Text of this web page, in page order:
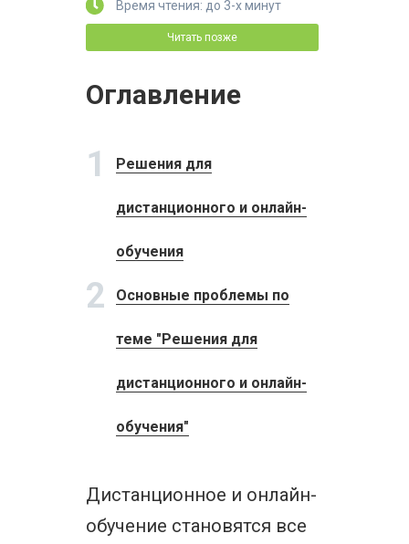
Время чтения: до 3-х минут
Читать позже
Оглавление
1 Решения для
дистанционного и онлайн-
обучения
2 Основные проблемы по
теме "Решения для
дистанционного и онлайн-
обучения"
Дистанционное и онлайн-
обучение становятся все